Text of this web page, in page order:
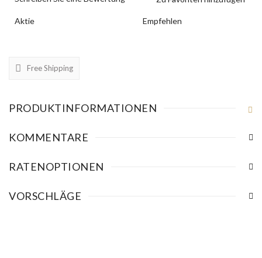
Aktie Empfehlen
Free Shipping
PRODUKTINFORMATIONEN
KOMMENTARE
RATENOPTIONEN
VORSCHLÄGE